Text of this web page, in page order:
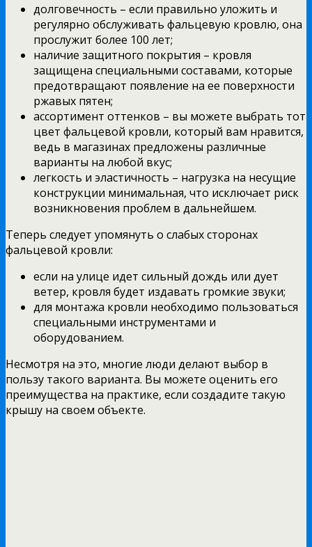
долговечность – если правильно уложить и
регулярно обслуживать фальцевую кровлю, она
прослужит более 100 лет;
наличие защитного покрытия – кровля
защищена специальными составами, которые
предотвращают появление на ее поверхности
ржавых пятен;
ассортимент оттенков – вы можете выбрать тот
цвет фальцевой кровли, который вам нравится,
ведь в магазинах предложены различные
варианты на любой вкус;
легкость и эластичность – нагрузка на несущие
конструкции минимальная, что исключает риск
возникновения проблем в дальнейшем.
Теперь следует упомянуть о слабых сторонах
фальцевой кровли:
если на улице идет сильный дождь или дует
ветер, кровля будет издавать громкие звуки;
для монтажа кровли необходимо пользоваться
специальными инструментами и
оборудованием.
Несмотря на это, многие люди делают выбор в
пользу такого варианта. Вы можете оценить его
преимущества на практике, если создадите такую
крышу на своем объекте.